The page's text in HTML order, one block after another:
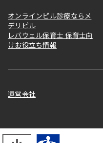
オンラインピル診療ならメ
デリピル
レバウェル保育士 保育士向
けお役立ち情報
運営会社